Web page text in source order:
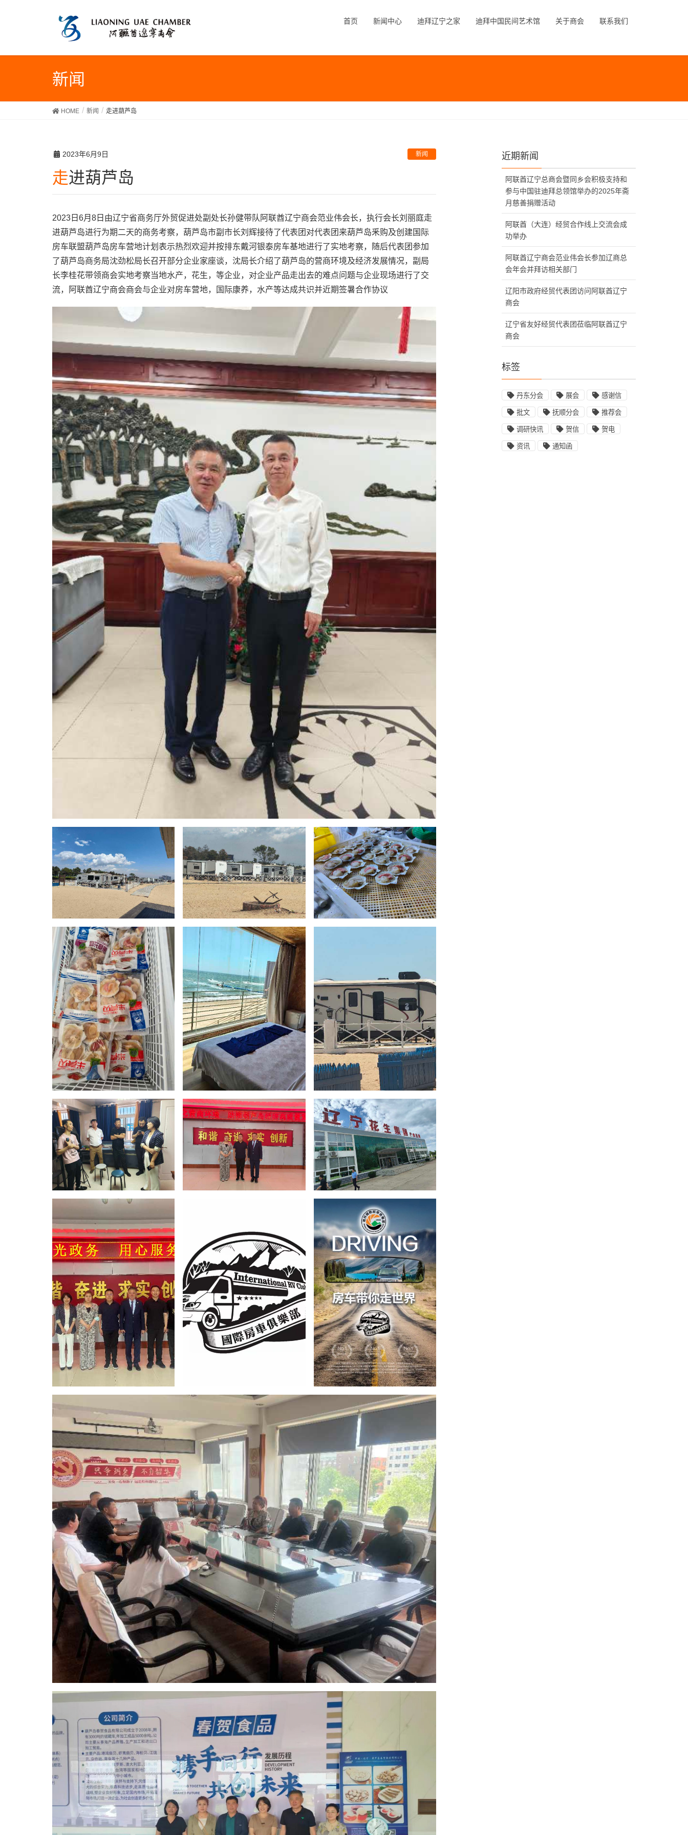
首页 新闻中心 迪拜辽宁之家 迪拜中国民间艺术馆 关于商会 联系我们
新闻
HOME 新闻 走进葫芦岛
2023年6月9日 新闻
走进葫芦岛
2023日6月8日由辽宁省商务厅外贸促进处副处长孙健带队阿联酋辽宁商会范业伟会长，执行会长刘丽庭走
进葫芦岛进行为期二天的商务考察，葫芦岛市副市长刘辉接待了代表团对代表团来葫芦岛釆购及创建国际
房车联盟葫芦岛房车营地计划表示热烈欢迎并按排东戴河银泰房车基地进行了实地考察，随后代表团参加
了葫芦岛商务局沈劲松局长召开部分企业家座谈，沈局长介绍了葫芦岛的营商环境及经济发展情况，副局
长李桂花带领商会实地考察当地水产，花生，等企业，对企业产品走出去的难点问题与企业现场进行了交
流，阿联酋辽宁商会商会与企业对房车营地，国际康养，水产等达成共识并近期签暑合作协议
近期新闻
阿联酋辽宁总商会暨同乡会积极支持和
参与中国驻迪拜总领馆举办的2025年斋
月慈善捐赠活动
阿联酋（大连）经贸合作线上交流会成
功举办
阿联酋辽宁商会范业伟会长参加辽商总
会年会并拜访相关部门
辽阳市政府经贸代表团访问阿联酋辽宁
商会
辽宁省友好经贸代表团莅临阿联酋辽宁
商会
标签
丹东分会 展会 感谢信
批文 抚顺分会 推荐会
调研快讯 贺信 贺电
资讯 通知函